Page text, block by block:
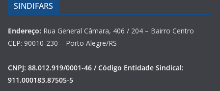
SINDIFARS
Endereço: Rua General Câmara, 406 / 204 – Bairro Centro
CEP: 90010-230 – Porto Alegre/RS
CNPJ: 88.012.919/0001-46 / Código Entidade Sindical:
911.000183.87505-5